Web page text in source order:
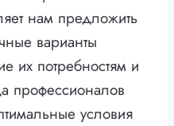
нам предложить
варианты
их потребностям и
профессионалов
условия